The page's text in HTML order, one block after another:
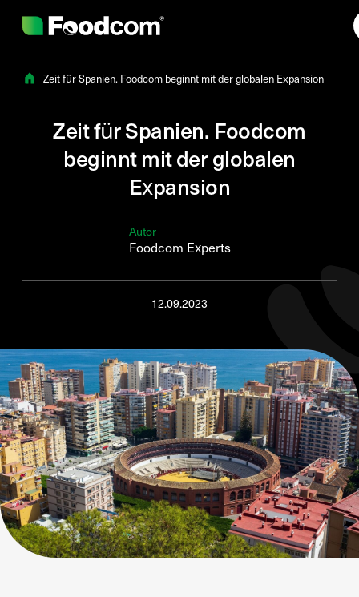
Zeit für Spanien. Foodcom beginnt mit der globalen Expansion
Zeit für Spanien. Foodcom
beginnt mit der globalen
Expansion
Autor
Foodcom Experts
12.09.2023